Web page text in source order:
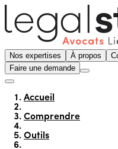
Nos expertises À propos
Faire une demande
Accueil
Comprendre
Outils